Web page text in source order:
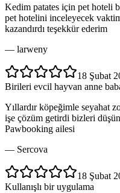
Kedim patates için pet hoteli
pet hotelini inceleyecek
kazandırdı teşekkür ederim
— larweny
18 Şubat
Birileri evcil hayvan anne
Yıllardır köpeğimle seyahat
işe çözüm getirdi bizleri
Pawbooking ailesi
— Sercova
18 Şubat
Kullanışlı bir uygulama